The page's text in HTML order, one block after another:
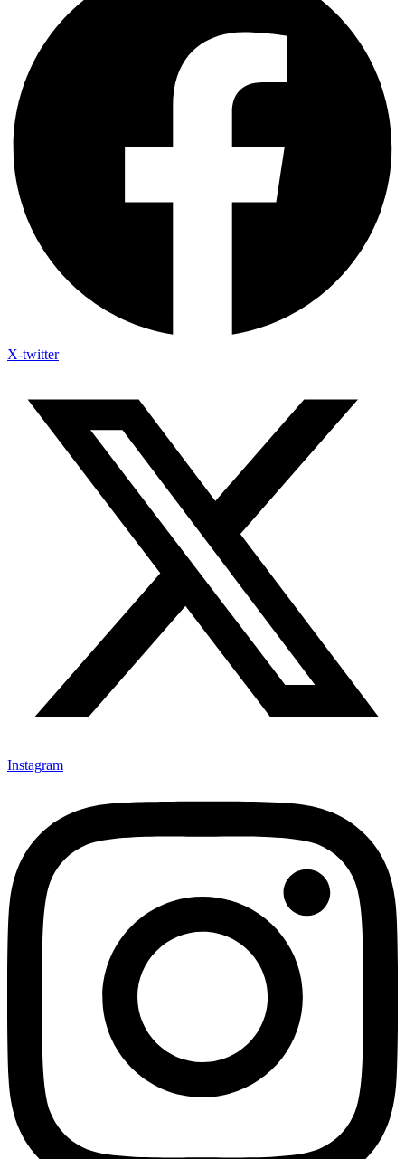
X-twitter
Instagram